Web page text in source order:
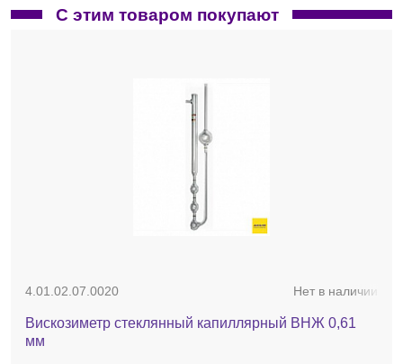
С этим товаром покупают
4.01.02.07.0020 Нет в наличии
Вискозиметр стеклянный капиллярный ВНЖ 0,61
мм